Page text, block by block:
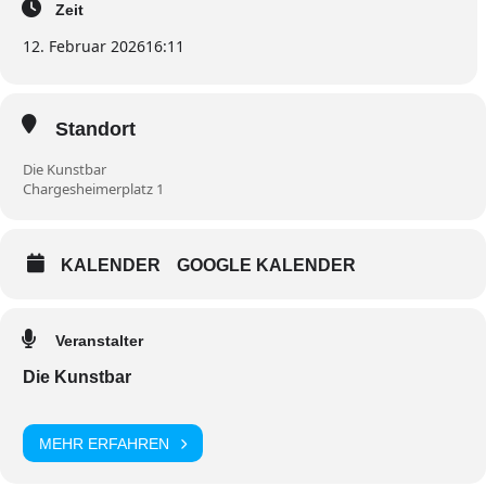
Zeit
12. Februar 202616:11
Standort
Die Kunstbar
Chargesheimerplatz 1
KALENDER GOOGLE KALENDER
Veranstalter
Die Kunstbar
MEHR ERFAHREN